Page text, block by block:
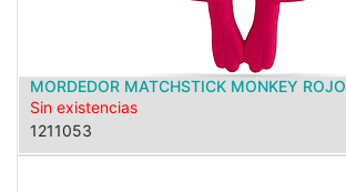
MORDEDOR MATCHSTICK MONKEY ROJO
Sin existencias
1211053